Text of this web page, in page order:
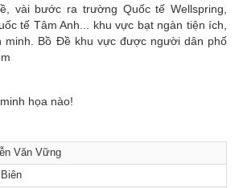
vài bước ra trường Quốc tế Wellspring,
tế Tâm Anh... khu vực bạt ngàn tiện ích,
minh. Bồ Đề khu vực được người dân phố
họa nào!
Văn Vững